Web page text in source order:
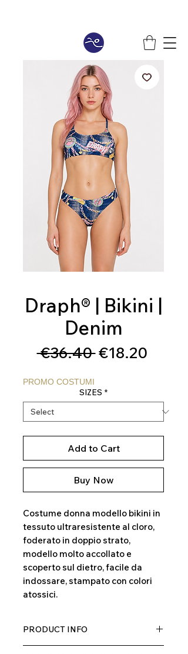
Draph® | Bikini |
Denim
€36.40 Regular
€18.20Sale
PROMO COSTUMI
SIZES *
Add to Cart
Buy Now
Costume donna modello bikini in
tessuto ultraresistente al cloro,
foderato in doppio strato,
modello molto accollato e
scoperto sul dietro, facile da
indossare, stampato con colori
atossici.
PRODUCT INFO